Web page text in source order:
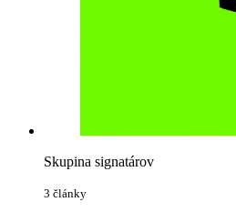
Skupina signatárov
3 články